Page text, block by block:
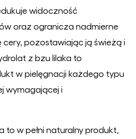
widoczność
oraz ogranicza nadmierne
cery, pozostawiając ją świeżą i
z bzu lilaka to
w pielęgnacji każdego typu
wymagającej i
to w pełni naturalny produkt,